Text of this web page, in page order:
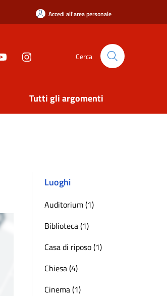
Accedi all'area personale
Cerca
Tutti gli argomenti
Luoghi
Auditorium (1)
Biblioteca (1)
Casa di riposo (1)
Chiesa (4)
Cinema (1)